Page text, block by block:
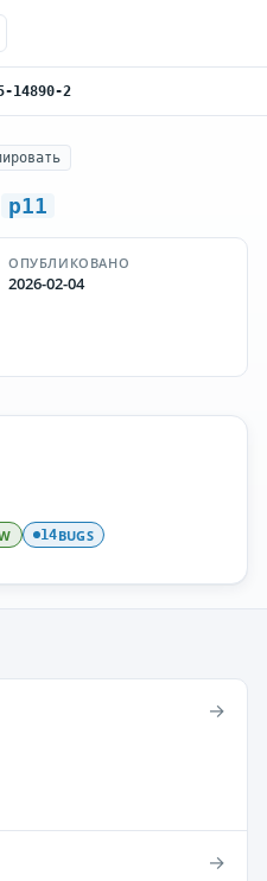
14890-2
p11
ОПУБЛИКОВАНО
2026-02-04
14BUGS
→
→